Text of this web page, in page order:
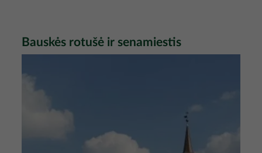
Bauskės rotušė ir senamiestis